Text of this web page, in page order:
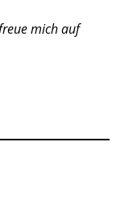
mich auf